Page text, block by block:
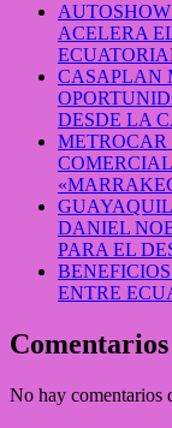
ACELERA
CASAPLAN
DESDE LA
METROCAR
GUAYAQUIL
DANIEL
PARA EL
ENTRE
No hay comentarios